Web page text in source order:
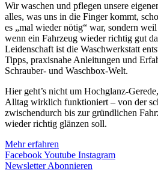
Wir waschen und pflegen unsere
alles, was uns in die Finger kommt,
es „mal wieder nötig“ war, sondern
wenn ein Fahrzeug wieder richtig gut
Leidenschaft ist die Waschwerkstatt
Tipps, praxisnahe Anleitungen und
Schrauber- und Waschbox-Welt.
Hier geht’s nicht um Hochglanz-
Alltag wirklich funktioniert – von der
zwischendurch bis zur gründlichen
wieder richtig glänzen soll.
Mehr erfahren
FacebookYoutube Instagram
Newsletter Abonnieren